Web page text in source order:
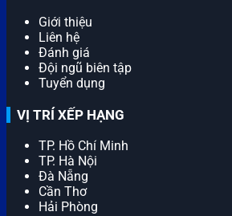
Giới thiệu
Liên hệ
Đánh giá
Đội ngũ biên tập
Tuyển dụng
VỊ TRÍ XẾP HẠNG
TP. Hồ Chí Minh
TP. Hà Nội
Đà Nẵng
Cần Thơ
Hải Phòng